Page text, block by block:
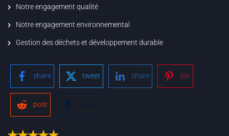
Notre engagement qualité
Notre engagement environnemental
Gestion des déchets et développement durable
share tweet share pin
post share